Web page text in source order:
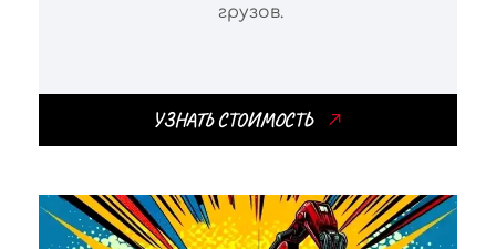
грузов.
УЗНАТЬ СТОИМОСТЬ